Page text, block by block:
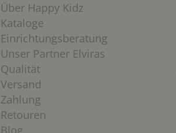
Über Happy Kidz
Kataloge
Einrichtungsberatung
Unser Partner Elviras
Qualität
Versand
Zahlung
Retouren